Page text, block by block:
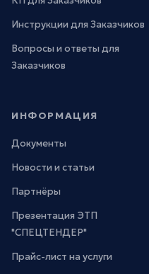
Инструкции для Заказчиков
Вопросы и ответы для
Заказчиков
ИНФОРМАЦИЯ
Документы
Новости и статьи
Партнёры
Презентация ЭТП
"СПЕЦТЕНДЕР"
Прайс-лист на услуги